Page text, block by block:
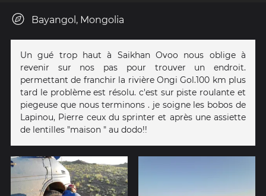
Bayangol, Mongolia
Un gué trop haut à Saikhan Ovoo nous oblige à
revenir sur nos pas pour trouver un endroit.
permettant de franchir la rivière Ongi Gol.100 km plus
tard le problème est résolu. c'est sur piste roulante et
piegeuse que nous terminons . je soigne les bobos de
Lapinou, Pierre ceux du sprinter et après une assiette
de lentilles "maison " au dodo!!